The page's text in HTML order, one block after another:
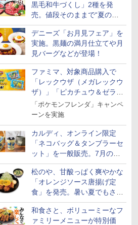
黒毛和牛づくし」2種を発
売。値段そのままで“夏の巻
き野菜”付き
デニーズ「お月見フェア」を
実施。黒麺の満月仕立てや月
見バーグなどが登場！
ファミマ、対象商品購入で
「レックウザ（メガレックウ
ザ）」「ピカチュウ＆ゼラオ
ラ」のフレンダピックがもら
える！
「ポケモンフレンダ」キャンペ
ーンを実施
カルディ、オンライン限定
「ネコバッグ＆タンブラーセ
ット」を一般販売。7月の抽
選販売の当選無効分
松のや、甘酸っぱく爽やかな
「オレンジソース唐揚げ定
食」を発売。暑い夏でもさっ
ぱり！
和食さと、ボリューミーなフ
ァミリーメニューが特別価
精米】
きらめ
産
新潟県産新之助 無洗米
5kg 令和7年産
￥3,836
米 5kg 新潟県産 コシヒ
カリ｜雪室保管・精米
したて｜白く輝き 粒感
しっかり 冷めてもおい
しい お米 【やっぱり新
潟のこしひかり】
￥5,175
ロム・
トウイ
サヒ [
中元 ギ
贈り物
ティーチャーズ ハイラ
ンドクリーム 4000ml
サントリー スコッチ ウ
イスキー 4リットル 大
容量
￥6,414
サントリー シングルモ
ルト ウイスキー 山崎
Story of the Distillery
2026 化粧箱入 700ml
￥17,600
ちゃん
家系
ック
カップヌードル カップ
ヌードルPRO しょうゆ
高たんぱく&低糖質 さ
らに塩分控えめ
75g×12個
￥3,103
カップヌードル パクチ
ー香るトムヤムクンヌ
ードル [世界三大スー
プ] 日清食品 カップ麺
75g×12個
￥2,594
ーブン
ビスト
日立 過熱水蒸気 オーブ
ンレンジ ヘルシーシェ
8
コンフィー(COMFEE')
スチームオーブンレン